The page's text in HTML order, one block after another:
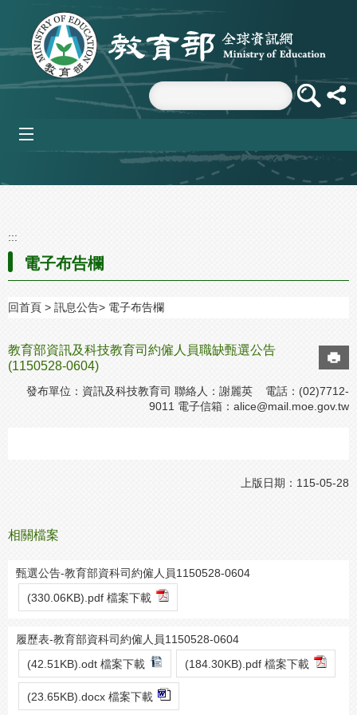
跳到主要內容區塊
:::
電子布告欄
回首頁 訊息公告 電子布告欄
教育部資訊及科技教育司約僱人員職缺甄選公告
(1150528-0604)
發布單位：資訊及科技教育司 聯絡人：謝麗英 電話：(02)7712-
9011 電子信箱： alice@mail.moe.gov.tw
上版日期：115-05-28
相關檔案
甄選公告-教育部資科司約僱人員1150528-0604
(330.06KB).pdf 檔案下載
履歷表-教育部資科司約僱人員1150528-0604
(42.51KB).odt 檔案下載
(184.30KB).pdf 檔案下載
(23.65KB).docx 檔案下載